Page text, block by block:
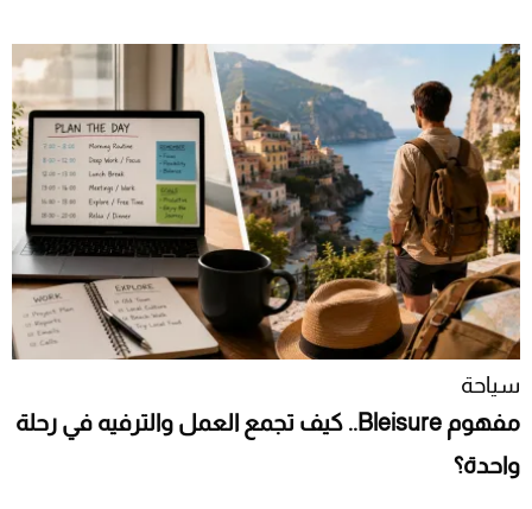
سياحة
مفهوم Bleisure.. كيف تجمع العمل والترفيه في رحلة
واحدة؟